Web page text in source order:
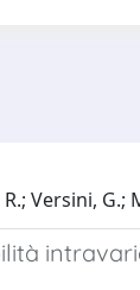
Versini, G.;